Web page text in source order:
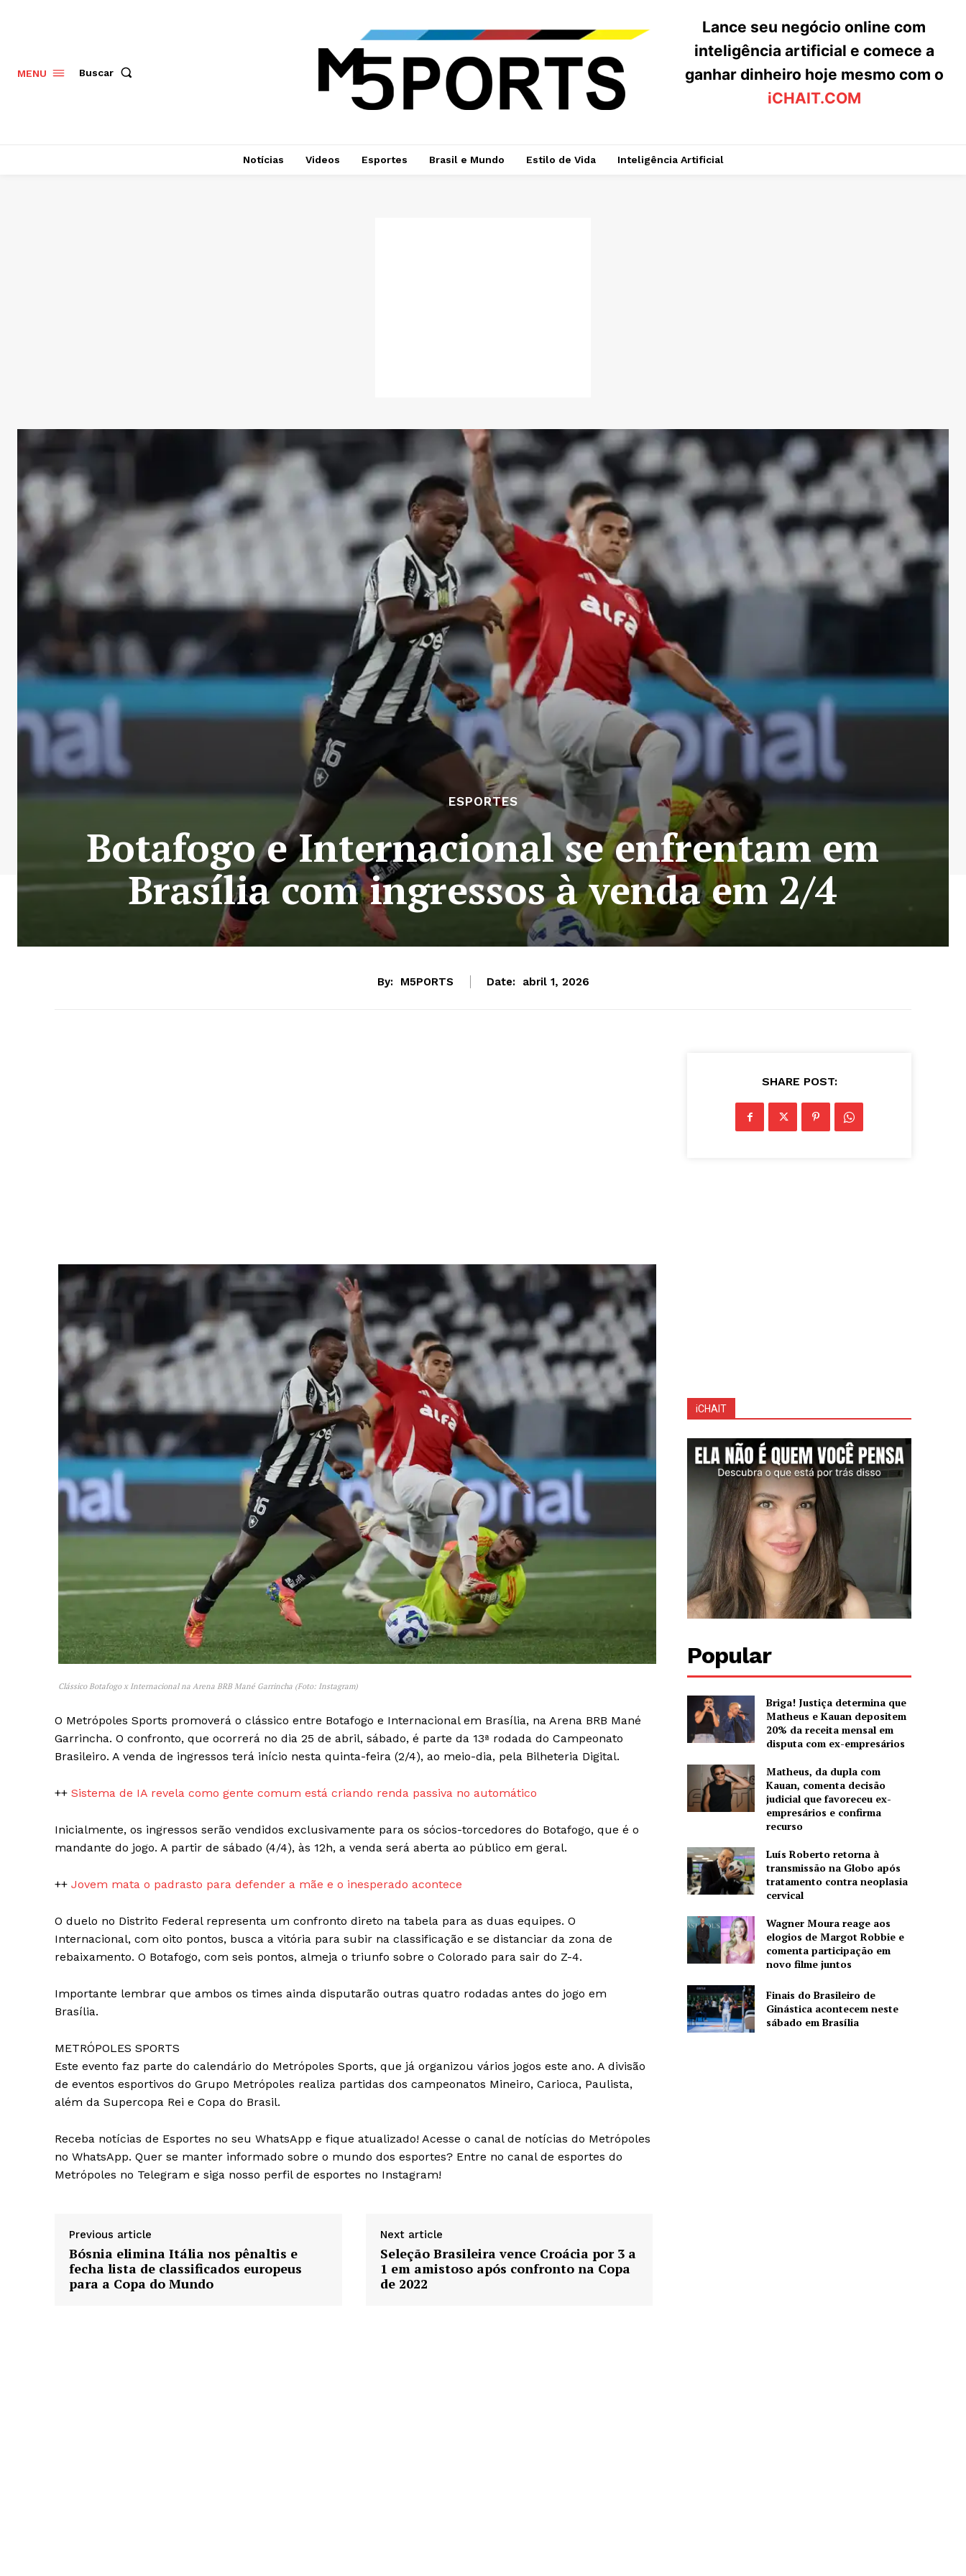
iCHAIT
Aprenda tudo sobre
Inteligência Artificial
SAIBA MAIS
M5PORTS
Sobre Nós
Anuncie
Contato
Transparência Editorial
Termos de Serviços
MENU Buscar
Lance seu negócio online com
inteligência artificial e comece a
ganhar dinheiro hoje mesmo com o
iCHAIT.COM
Notícias Videos Esportes Brasil e Mundo Estilo de Vida Inteligência Artificial
ESPORTES
Botafogo e Internacional se enfrentam em
Brasília com ingressos à venda em 2/4
By: M5PORTS Date: abril 1, 2026
Clássico Botafogo x Internacional na Arena BRB Mané Garrincha (Foto: Instagram)
O Metrópoles Sports promoverá o clássico entre Botafogo e Internacional em Brasília, na Arena BRB Mané
Garrincha. O confronto, que ocorrerá no dia 25 de abril, sábado, é parte da 13ª rodada do Campeonato
Brasileiro. A venda de ingressos terá início nesta quinta-feira (2/4), ao meio-dia, pela Bilheteria Digital.
++ Sistema de IA revela como gente comum está criando renda passiva no automático
Inicialmente, os ingressos serão vendidos exclusivamente para os sócios-torcedores do Botafogo, que é o
mandante do jogo. A partir de sábado (4/4), às 12h, a venda será aberta ao público em geral.
++ Jovem mata o padrasto para defender a mãe e o inesperado acontece
O duelo no Distrito Federal representa um confronto direto na tabela para as duas equipes. O
Internacional, com oito pontos, busca a vitória para subir na classificação e se distanciar da zona de
rebaixamento. O Botafogo, com seis pontos, almeja o triunfo sobre o Colorado para sair do Z-4.
Importante lembrar que ambos os times ainda disputarão outras quatro rodadas antes do jogo em
Brasília.
METRÓPOLES SPORTS
Este evento faz parte do calendário do Metrópoles Sports, que já organizou vários jogos este ano. A divisão
de eventos esportivos do Grupo Metrópoles realiza partidas dos campeonatos Mineiro, Carioca, Paulista,
além da Supercopa Rei e Copa do Brasil.
Receba notícias de Esportes no seu WhatsApp e fique atualizado! Acesse o canal de notícias do Metrópoles
no WhatsApp. Quer se manter informado sobre o mundo dos esportes? Entre no canal de esportes do
Metrópoles no Telegram e siga nosso perfil de esportes no Instagram!
Previous article
Bósnia elimina Itália nos pênaltis e
fecha lista de classificados europeus
para a Copa do Mundo
Next article
Seleção Brasileira vence Croácia por 3 a
1 em amistoso após confronto na Copa
de 2022
SHARE POST:
iCHAIT
Popular
Briga! Justiça determina que
Matheus e Kauan depositem
20% da receita mensal em
disputa com ex-empresários
Matheus, da dupla com
Kauan, comenta decisão
judicial que favoreceu ex-
empresários e confirma
recurso
Luís Roberto retorna à
transmissão na Globo após
tratamento contra neoplasia
cervical
Wagner Moura reage aos
elogios de Margot Robbie e
comenta participação em
novo filme juntos
Finais do Brasileiro de
Ginástica acontecem neste
sábado em Brasília